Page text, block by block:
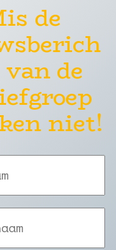
de
de
niet!